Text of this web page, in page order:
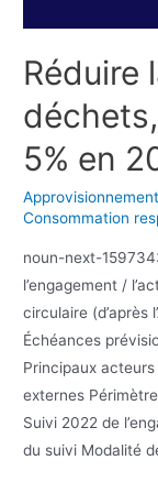
Réduire
5% en
Consommation
noun-next-
l’engagement /
circulaire (d’après
Échéances
Principaux
externes
Suivi 2022 de
du suivi Modalité